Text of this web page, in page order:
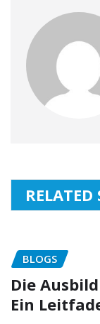
RELATED
BLOGS
Die
Ein